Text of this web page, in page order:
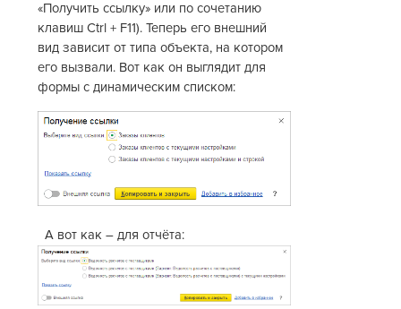
«Получить ссылку» или по сочетанию
клавиш Ctrl + F11). Теперь его внешний
вид зависит от типа объекта, на котором
его вызвали. Вот как он выглядит для
формы с динамическим списком:
А вот как – для отчёта: